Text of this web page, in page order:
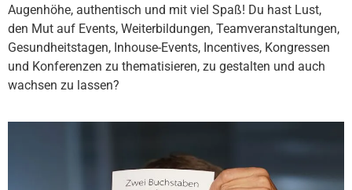
Augenhöhe, authentisch und mit viel Spaß! Du hast Lust,
den Mut auf Events, Weiterbildungen, Teamveranstaltungen,
Gesundheitstagen, Inhouse-Events, Incentives, Kongressen
und Konferenzen zu thematisieren, zu gestalten und auch
wachsen zu lassen?